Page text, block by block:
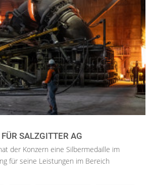
SALZGITTER AG
der Konzern eine Silbermedaille im
für seine Leistungen im Bereich